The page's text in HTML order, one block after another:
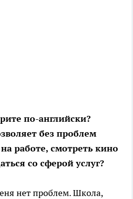
по-английски?
без проблем
работе, смотреть кино
со сферой услуг?
нет проблем. Школа,